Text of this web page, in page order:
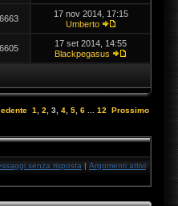
17 nov 2014, 17:15
Umberto
17 set 2014, 14:55
Blackpegasus
1 2 3 4 5 6 12 Prossimo
senza risposta | Argomenti attivi